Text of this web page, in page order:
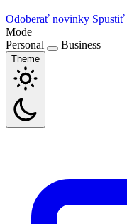
Odoberať novinky Spustiť
Mode
Personal
Business
Theme